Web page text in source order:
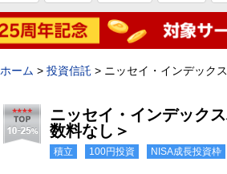
ホーム > 投資信託 > ニッセイ・インデック
ニッセイ・インデック
数料なし＞
積立 100円投資 NISA成長投資枠